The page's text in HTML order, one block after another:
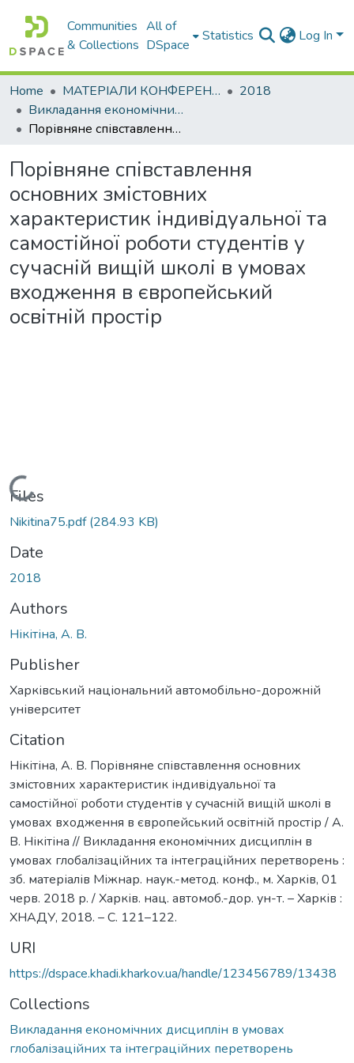
Communities
& Collections
All of
DSpace
Statistics Log In
Home МАТЕРІАЛИ КОНФЕРЕНЦІЙ
2018
Викладання економічних дисциплін в умовах глобалізаційних та інтеграційних перетворень
Порівняне співставлення основних змістовних характеристик індивідуальної та самостійної роботи студентів у сучасній вищій школі в умовах входження в європейський освітній простір
Порівняне співставлення
основних змістовних
характеристик індивідуальної та
самостійної роботи студентів у
сучасній вищій школі в умовах
входження в європейський
освітній простір
Loading...
Files
Nikitina75.pdf(284.93 KB)
Date
2018
Authors
Нікітіна, А. В.
Publisher
Харківський національний автомобільно-дорожній
університет
Citation
Нікітіна, А. В. Порівняне співставлення основних
змістовних характеристик індивідуальної та
самостійної роботи студентів у сучасній вищій школі в
умовах входження в європейський освітній простір / А.
В. Нікітіна // Викладання економічних дисциплін в
умовах глобалізаційних та інтеграційних перетворень :
зб. матеріалів Міжнар. наук.-метод. конф., м. Харків, 01
черв. 2018 р. / Харків. нац. автомоб.-дор. ун-т. – Харків :
ХНАДУ, 2018. – С. 121–122.
URI
https://dspace.khadi.kharkov.ua/handle/123456789/13438
Collections
Викладання економічних дисциплін в умовах
глобалізаційних та інтеграційних перетворень